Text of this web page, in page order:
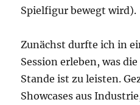
Spielfigur bewegt wird).
Zunächst durfte ich in
Session erleben, was
Stande ist zu leisten.
Showcases aus